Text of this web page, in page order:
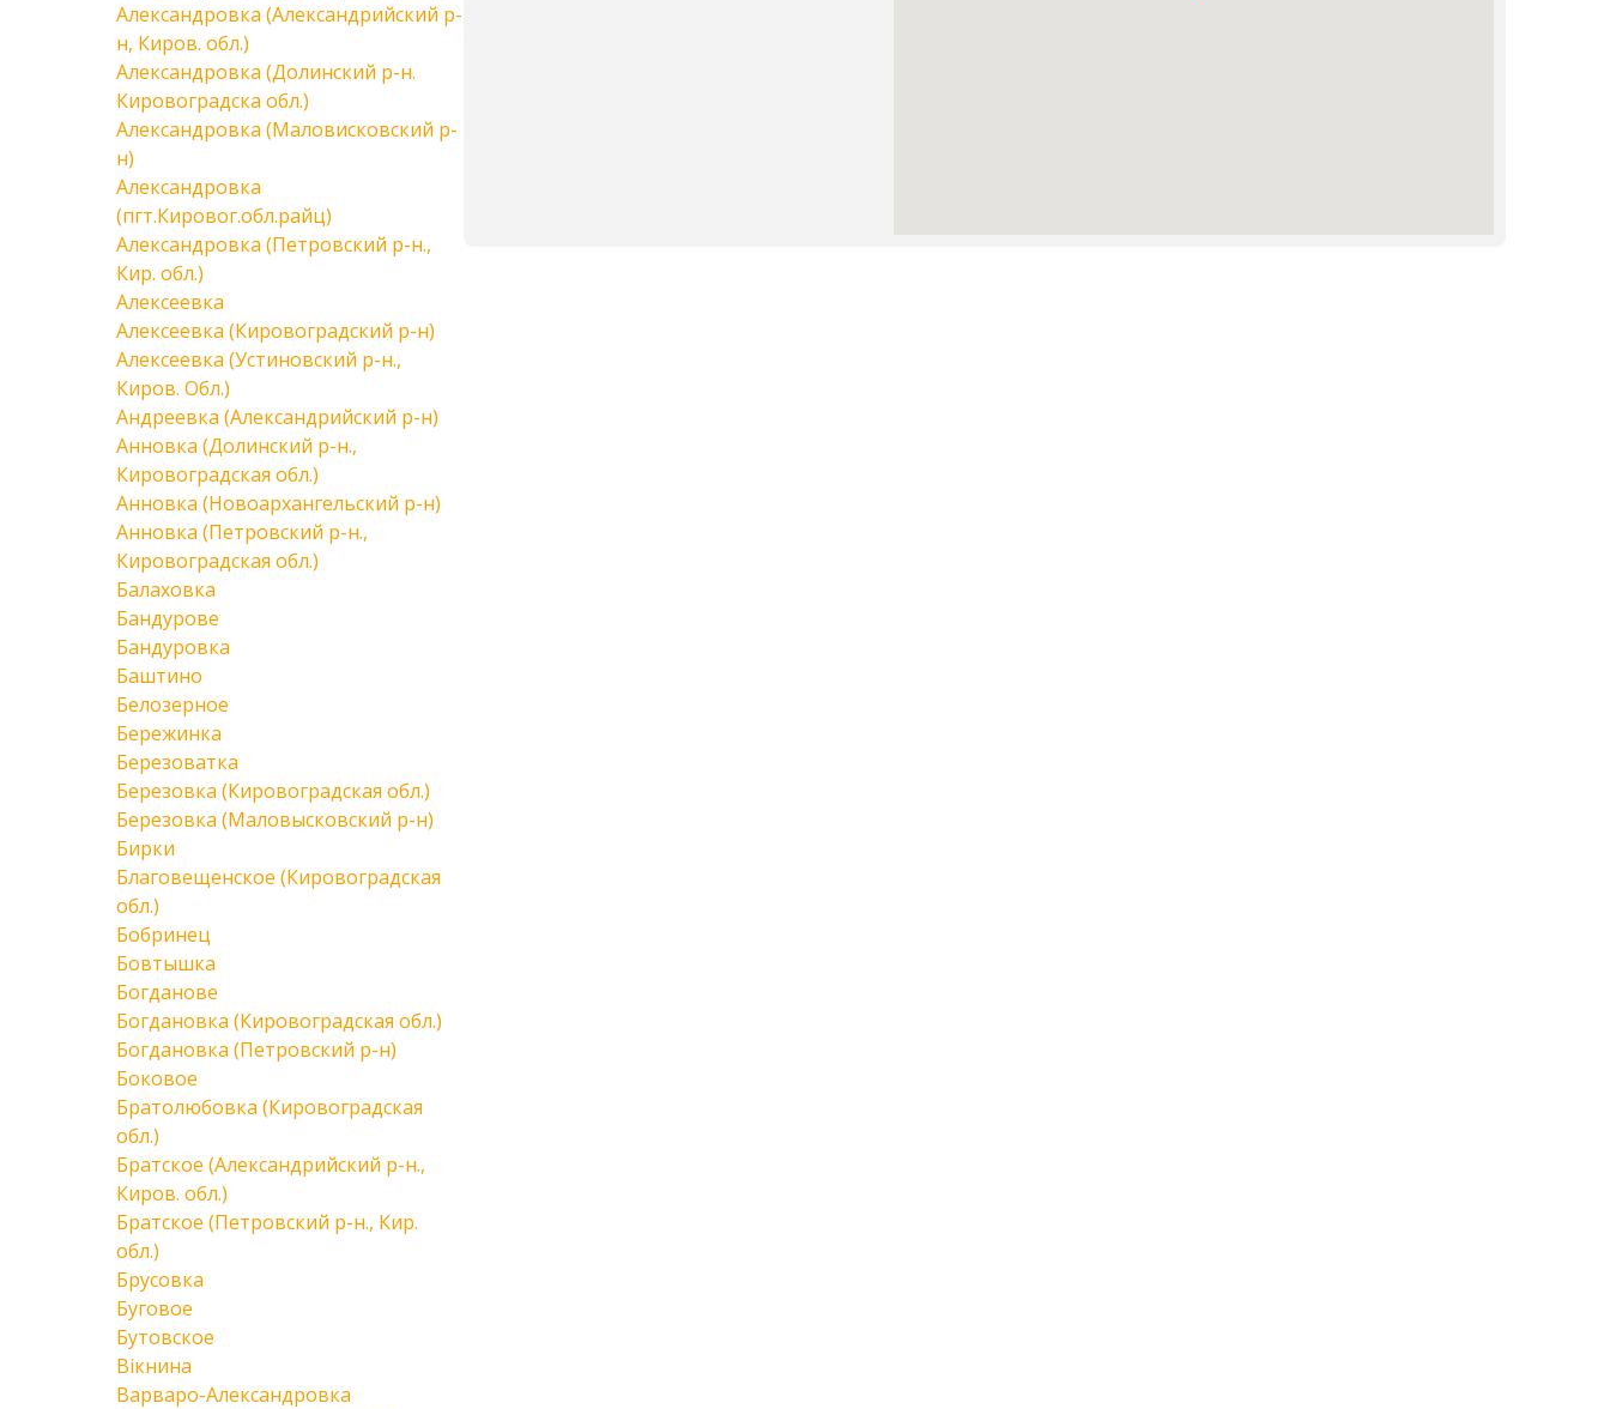
Александровка (Александрийский р-
н, Киров. обл.)
Александровка (Долинский р-н.
Кировоградска обл.)
Александровка (Маловисковский р-
н)
Александровка
(пгт.Кировог.обл.райц)
Александровка (Петровский р-н.,
Кир. обл.)
Алексеевка
Алексеевка (Кировоградский р-н)
Алексеевка (Устиновский р-н.,
Киров. Обл.)
Андреевка (Александрийский р-н)
Анновка (Долинский р-н.,
Кировоградская обл.)
Анновка (Новоархангельский р-н)
Анновка (Петровский р-н.,
Кировоградская обл.)
Балаховка
Бандурове
Бандуровка
Баштино
Белозерное
Бережинка
Березоватка
Березовка (Кировоградская обл.)
Березовка (Маловысковский р-н)
Бирки
Благовещенское (Кировоградская
обл.)
Бобринец
Бовтышка
Богданове
Богдановка (Кировоградская обл.)
Богдановка (Петровский р-н)
Боковое
Братолюбовка (Кировоградская
обл.)
Братское (Александрийский р-н.,
Киров. обл.)
Братское (Петровский р-н., Кир.
обл.)
Брусовка
Буговое
Бутовское
Вікнина
Варваро-Александровка